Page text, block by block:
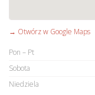
→ Otwórz w Google Maps
Pon – Pt
Sobota
Niedziela